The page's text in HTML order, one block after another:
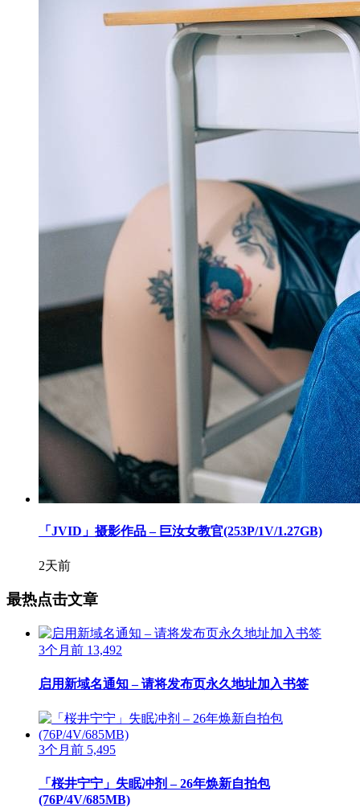
「JVID」摄影作品 – 巨汝女教官(253P/1V/1.27GB)
2天前
最热点击文章
3个月前 13,492
启用新域名通知 – 请将发布页永久地址加入书签
3个月前 5,495
「桜井宁宁」失眠冲剂 – 26年焕新自拍包
(76P/4V/685MB)